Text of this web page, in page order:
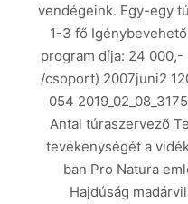
vendégeink. Egy-egy
1-3 fő
program díja: 24
/csoport) 2007juni2
054
Antal túraszervező
tevékenységét a
ban Pro Natura
Hajdúság